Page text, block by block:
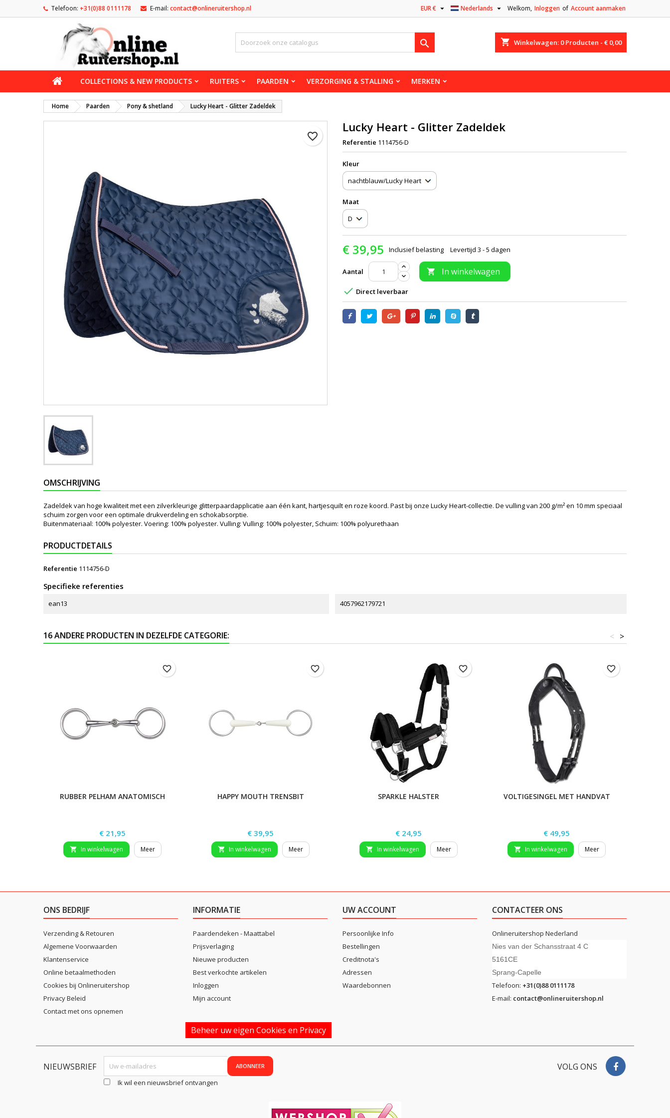
Telefoon: +31(0)88 0111178 E-mail: contact@onlineruitershop.nl Welkom, Inloggen of Account aanmaken
Nederlands 
EUR € 
shopping_cart Winkelwagen: 0Producten - € 0,00

COLLECTIONS & NEW PRODUCTS RUITERS PAARDEN VERZORGING & STALLING MERKEN
Home Paarden Pony & shetland Lucky Heart - Glitter Zadeldek
favorite_border
Lucky Heart - Glitter Zadeldek
Referentie 1114756-D
Kleur
Maat
€ 39,95 Inclusief belasting Levertijd 3 - 5 dagen
Aantal  In winkelwagen
 Direct leverbaar
OMSCHRIJVING
Zadeldek van hoge kwaliteit met een zilverkleurige glitterpaardapplicatie aan één kant, hartjesquilt en roze koord. Past bij onze Lucky Heart-collectie. De vulling van 200 g/m² en 10 mm speciaal
schuim zorgen voor een optimale drukverdeling en schokabsorptie.
Buitenmateriaal: 100% polyester. Voering: 100% polyester. Vulling: Vulling: 100% polyester, Schuim: 100% polyurethaan
PRODUCTDETAILS
Referentie 1114756-D
Specifieke referenties
ean13 4057962179721
16 ANDERE PRODUCTEN IN DEZELFDE CATEGORIE: >
<
RUBBER PELHAM ANATOMISCH
Prijs
€ 21,95
 In winkelwagen Meer
favorite_border
HAPPY MOUTH TRENSBIT
Prijs
€ 39,95
 In winkelwagen Meer
favorite_border
SPARKLE HALSTER
Prijs
€ 24,95
 In winkelwagen Meer
favorite_border
VOLTIGESINGEL MET HANDVAT
Prijs
€ 49,95
 In winkelwagen Meer
favorite_border
ONS BEDRIJF
Verzending & Retouren
Algemene Voorwaarden
Klantenservice
Online betaalmethoden
Cookies bij Onlineruitershop
Privacy Beleid
Contact met ons opnemen
INFORMATIE
Paardendeken - Maattabel
Prijsverlaging
Nieuwe producten
Best verkochte artikelen
Inloggen
Mijn account
UW ACCOUNT
Persoonlijke Info
Bestellingen
Creditnota's
Adressen
Waardebonnen
CONTACTEER ONS
Onlineruitershop Nederland
Nies van der Schansstraat 4 C
5161CE
Sprang-Capelle
Telefoon: +31(0)88 0111178
E-mail: contact@onlineruitershop.nl
Beheer uw eigen Cookies en Privacy
NIEUWSBRIEF
Ik wil een nieuwsbrief ontvangen
VOLG ONS